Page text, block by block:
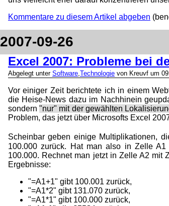
Kommentare zu diesem Artikel abgeben
2007-09-26
Excel 2007: Probleme bei
Abgelegt unter Software,Technologie von Kreuvf um
Vor einiger Zeit berichtete ich in einem
die Heise-News dazu im Nachhinein
sondern"nur" mit der gewählten
Problem, das jetzt über Microsofts Excel
Scheinbar geben einige Multiplikationen,
100.000 zurück. Hat man also in Zelle
100.000. Rechnet man jetzt in Zelle A2 mit
Ergebnisse:
"=A1+1" gibt 100.001 zurück,
"=A1*2" gibt 131.070 zurück,
"=A1*1" gibt 100.000 zurück,